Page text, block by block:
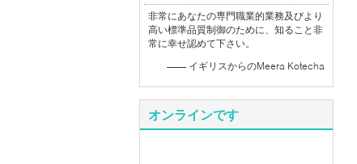
非常にあなたの専門職業的業務及びより
高い標準品質制御のために、知ること非
常に幸せ認めて下さい。
—— イギリスからのMeera Kotecha
オンラインです